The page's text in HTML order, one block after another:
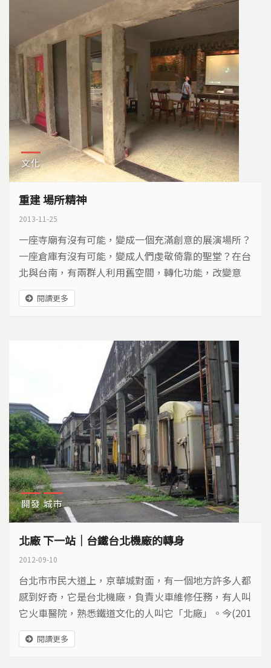
文化
重建 場所精神
2013-11-25
一座寺廟有沒有可能，變成一個充滿創意的展演場所？
一座倉庫有沒有可能，變成人們虔敬倚靠的聖堂？在台
北與台南，有兩群人利用舊空間，轉化功能，改變意
義，再造場所新生命…
閱讀更多
開發 城市
北廠 下一站｜台鐵台北機廠的轉身
2012-09-10
台北市市民大道上，京華城對面，有一個地方許多人都
感到好奇，它是台北機廠，負責火車維修任務，有人叫
它火車醫院，熟悉鐵道文化的人叫它「北廠」。今(201
2)年8月起，台灣鐵路局即將進行台北機廠遷建作業，
遷建後這塊土地該如何使用，引發各界關注…
閱讀更多